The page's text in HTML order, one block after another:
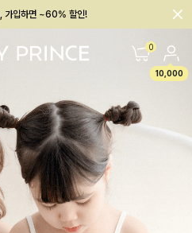
, 가입하면 ~60% 할인!
0
10,000